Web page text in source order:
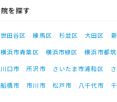
を探す
世田谷区 練馬区 杉並区 大田区
横浜市青葉区 横浜市緑区 横浜市都
川口市 所沢市 さいたま市浦和区
船橋市 市川市 松戸市 八千代市